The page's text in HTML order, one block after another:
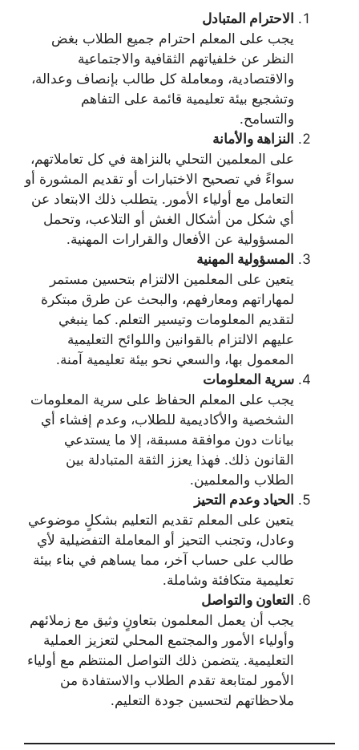
الاحترام المتبادل
يجب على المعلم احترام جميع الطلاب بغض
النظر عن خلفياتهم الثقافية والاجتماعية
والاقتصادية، ومعاملة كل طالب بإنصاف وعدالة،
وتشجيع بيئة تعليمية قائمة على التفاهم
والتسامح.
النزاهة والأمانة
على المعلمين التحلي بالنزاهة في كل تعاملاتهم،
سواءً في تصحيح الاختبارات أو تقديم المشورة أو
التعامل مع أولياء الأمور. يتطلب ذلك الابتعاد عن
أي شكل من أشكال الغش أو التلاعب، وتحمل
المسؤولية عن الأفعال والقرارات المهنية.
المسؤولية المهنية
يتعين على المعلمين الالتزام بتحسين مستمر
لمهاراتهم ومعارفهم، والبحث عن طرق مبتكرة
لتقديم المعلومات وتيسير التعلم. كما ينبغي
عليهم الالتزام بالقوانين واللوائح التعليمية
المعمول بها، والسعي نحو بيئة تعليمية آمنة.
سرية المعلومات
يجب على المعلم الحفاظ على سرية المعلومات
الشخصية والأكاديمية للطلاب، وعدم إفشاء أي
بيانات دون موافقة مسبقة، إلا ما يستدعي
القانون ذلك. فهذا يعزز الثقة المتبادلة بين
الطلاب والمعلمين.
الحياد وعدم التحيز
يتعين على المعلم تقديم التعليم بشكلٍ موضوعي
وعادل، وتجنب التحيز أو المعاملة التفضيلية لأي
طالب على حساب آخر، مما يساهم في بناء بيئة
تعليمية متكافئة وشاملة.
التعاون والتواصل
يجب أن يعمل المعلمون بتعاونٍ وثيق مع زملائهم
وأولياء الأمور والمجتمع المحلي لتعزيز العملية
التعليمية. يتضمن ذلك التواصل المنتظم مع أولياء
الأمور لمتابعة تقدم الطلاب والاستفادة من
ملاحظاتهم لتحسين جودة التعليم.